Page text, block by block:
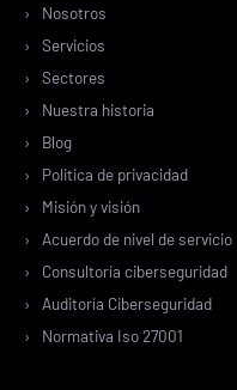
Nosotros
Servicios
Sectores
Nuestra historia
Blog
Politica de privacidad
Misión y visión
Acuerdo de nivel de servicio
Consultoría ciberseguridad
Auditoría Ciberseguridad
Normativa Iso 27001